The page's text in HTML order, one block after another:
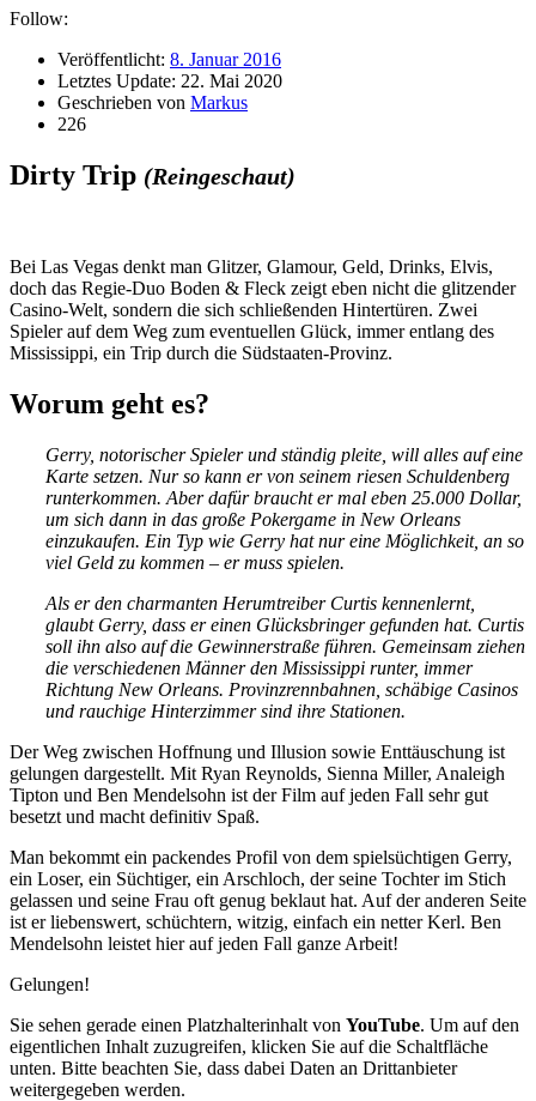
Follow:
Veröffentlicht: 8. Januar 2016
Letztes Update: 22. Mai 2020
Geschrieben von Markus
226
Dirty Trip (Reingeschaut)
Bei Las Vegas denkt man Glitzer, Glamour, Geld, Drinks, Elvis,
doch das Regie-Duo Boden & Fleck zeigt eben nicht die glitzender
Casino-Welt, sondern die sich schließenden Hintertüren. Zwei
Spieler auf dem Weg zum eventuellen Glück, immer entlang des
Mississippi, ein Trip durch die Südstaaten-Provinz.
Worum geht es?
Gerry, notorischer Spieler und ständig pleite, will alles auf eine
Karte setzen. Nur so kann er von seinem riesen Schuldenberg
runterkommen. Aber dafür braucht er mal eben 25.000 Dollar,
um sich dann in das große Pokergame in New Orleans
einzukaufen. Ein Typ wie Gerry hat nur eine Möglichkeit, an so
viel Geld zu kommen – er muss spielen.
Als er den charmanten Herumtreiber Curtis kennenlernt,
glaubt Gerry, dass er einen Glücksbringer gefunden hat. Curtis
soll ihn also auf die Gewinnerstraße führen. Gemeinsam ziehen
die verschiedenen Männer den Mississippi runter, immer
Richtung New Orleans. Provinzrennbahnen, schäbige Casinos
und rauchige Hinterzimmer sind ihre Stationen.
Der Weg zwischen Hoffnung und Illusion sowie Enttäuschung ist
gelungen dargestellt. Mit Ryan Reynolds, Sienna Miller, Analeigh
Tipton und Ben Mendelsohn ist der Film auf jeden Fall sehr gut
besetzt und macht definitiv Spaß.
Man bekommt ein packendes Profil von dem spielsüchtigen Gerry,
ein Loser, ein Süchtiger, ein Arschloch, der seine Tochter im Stich
gelassen und seine Frau oft genug beklaut hat. Auf der anderen Seite
ist er liebenswert, schüchtern, witzig, einfach ein netter Kerl. Ben
Mendelsohn leistet hier auf jeden Fall ganze Arbeit!
Gelungen!
Sie sehen gerade einen Platzhalterinhalt von YouTube. Um auf den
eigentlichen Inhalt zuzugreifen, klicken Sie auf die Schaltfläche
unten. Bitte beachten Sie, dass dabei Daten an Drittanbieter
weitergegeben werden.